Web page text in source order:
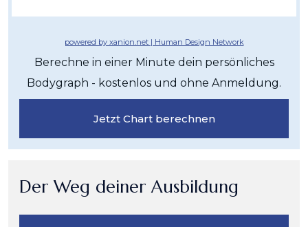
powered by xanion.net | Human Design Network
Berechne in einer Minute dein persönliches
Bodygraph - kostenlos und ohne Anmeldung.
Jetzt Chart berechnen
Der Weg deiner Ausbildung